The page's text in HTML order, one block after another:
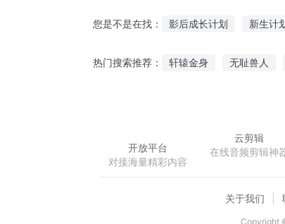
您是不是在找： 影后成长计划 新生计
热门搜索推荐： 轩辕金身 无耻兽人
开放平台
对接海量精彩内容
云剪辑
在线音频剪辑神
关于我们
Copyright